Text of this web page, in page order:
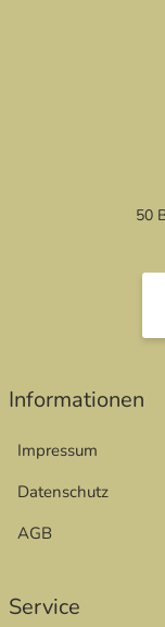
50
Informationen
Impressum
Datenschutz
AGB
Service